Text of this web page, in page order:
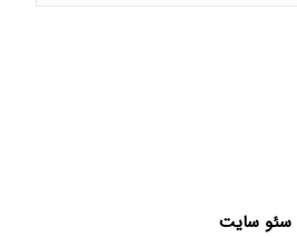
سئو سایت